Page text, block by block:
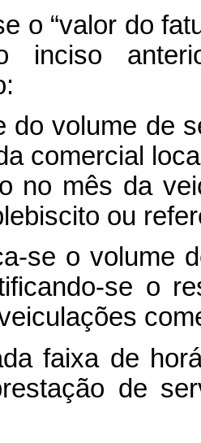
o “valor do
inciso
do volume de
comercial
no mês da
ou
se o volume
se o
faixa de
de